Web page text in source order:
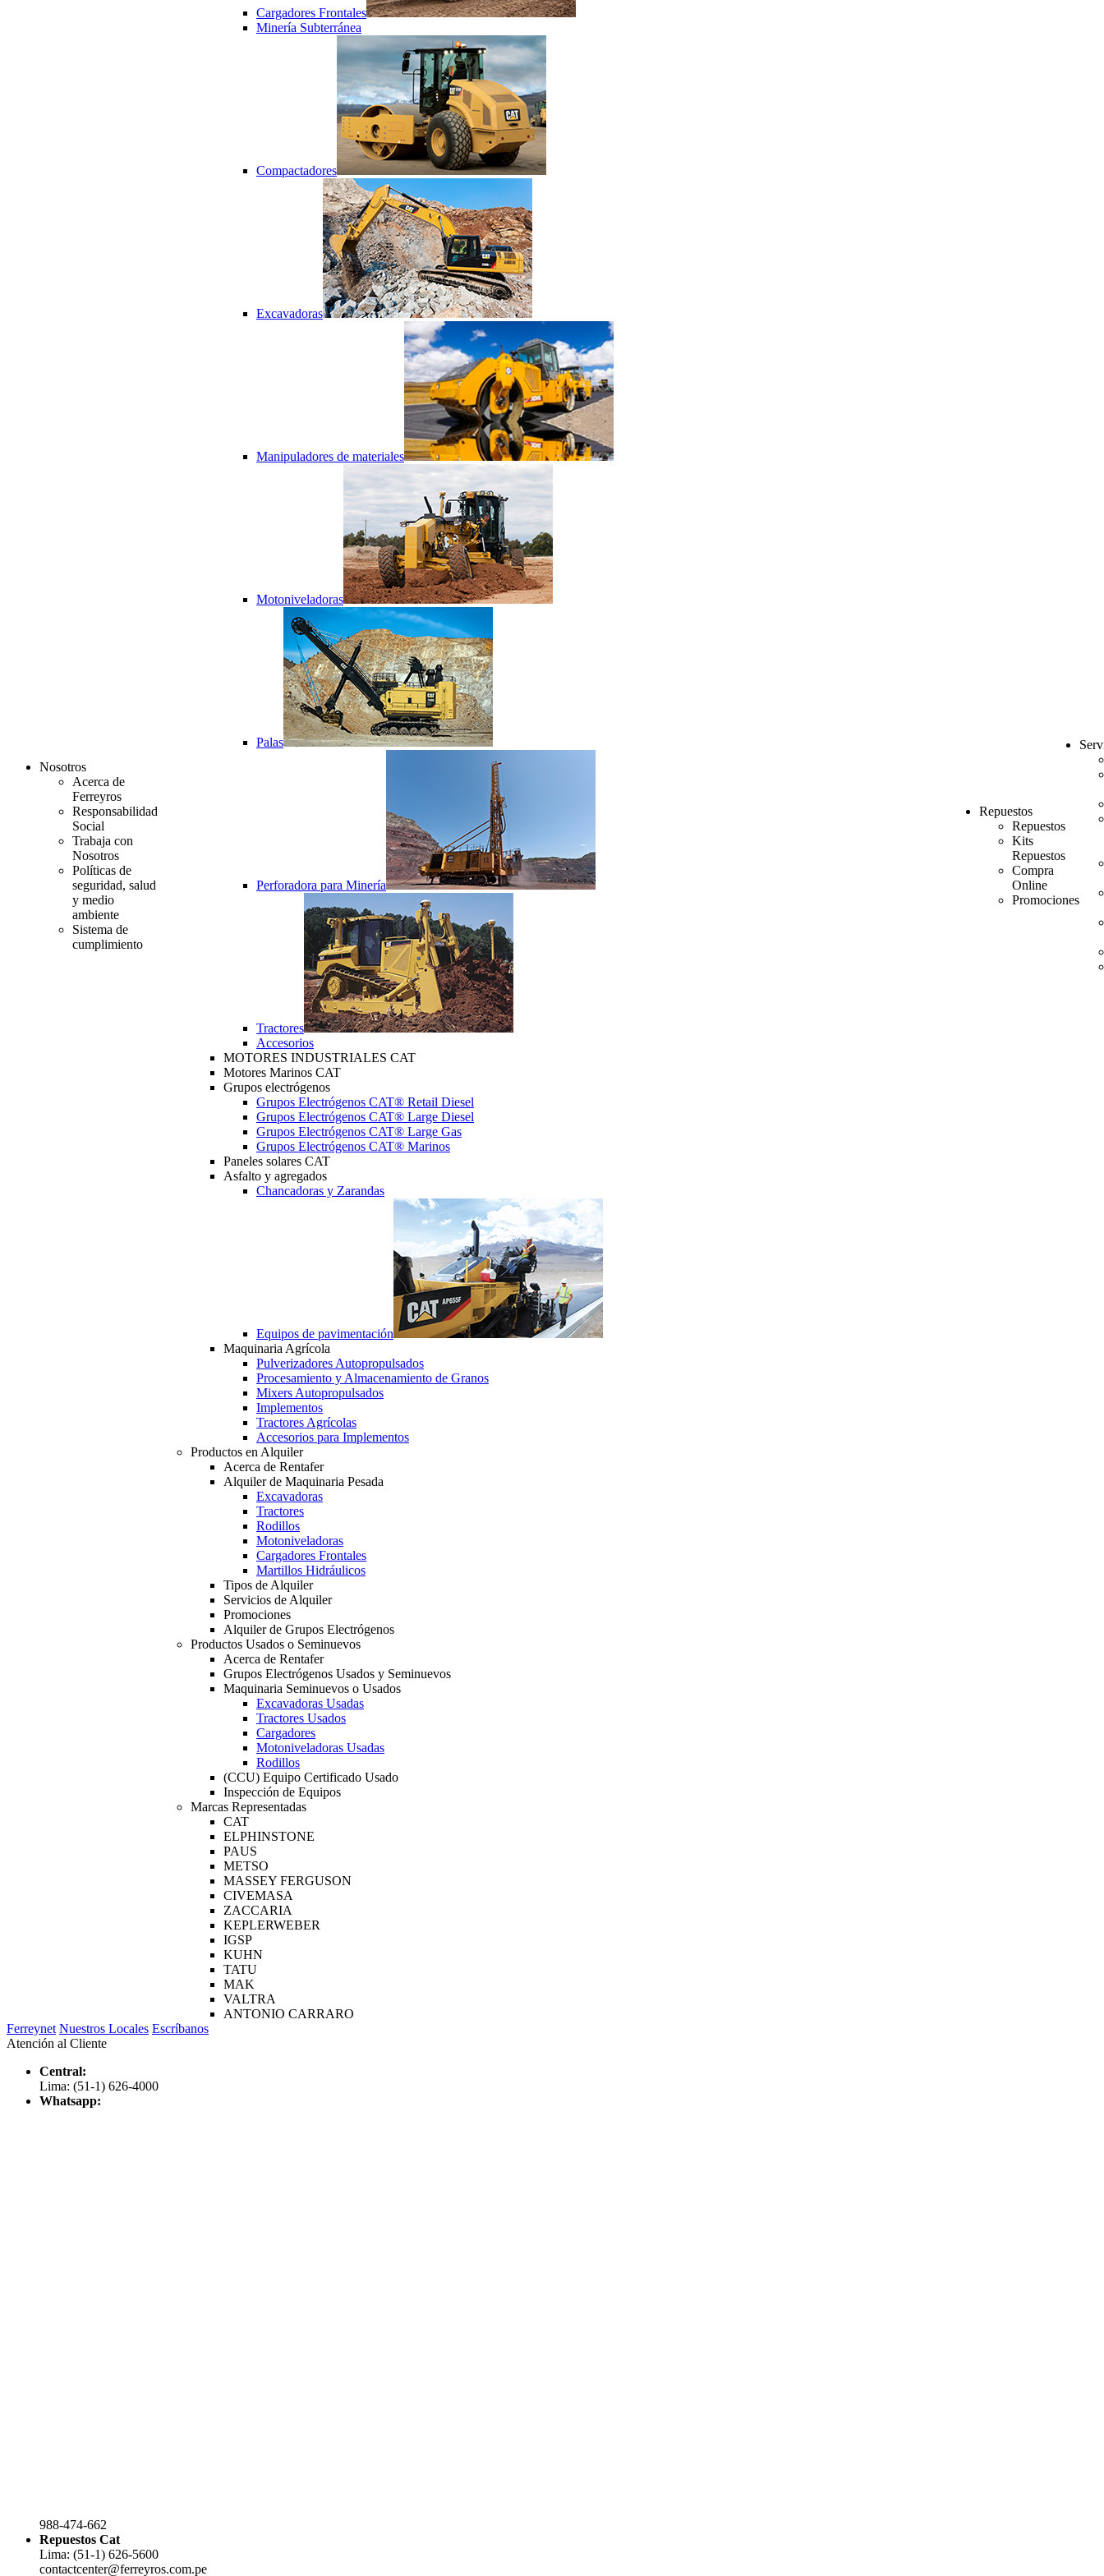
Nosotros
Acerca de
Ferreyros
Responsabilidad
Social
Trabaja con
Nosotros
Políticas de
seguridad, salud
y medio
ambiente
Sistema de
cumplimiento
Cargadores Frontales
Minería Subterránea
Compactadores
Excavadoras
Manipuladores de materiales
Motoniveladoras
Palas
Perforadora para Minería
Tractores
Accesorios
MOTORES INDUSTRIALES CAT
Motores Marinos CAT
Grupos electrógenos
Grupos Electrógenos CAT® Retail Diesel
Grupos Electrógenos CAT® Large Diesel
Grupos Electrógenos CAT® Large Gas
Grupos Electrógenos CAT® Marinos
Paneles solares CAT
Asfalto y agregados
Chancadoras y Zarandas
Equipos de pavimentación
Maquinaria Agrícola
Pulverizadores Autopropulsados
Procesamiento y Almacenamiento de Granos
Mixers Autopropulsados
Implementos
Tractores Agrícolas
Accesorios para Implementos
Productos en Alquiler
Acerca de Rentafer
Alquiler de Maquinaria Pesada
Excavadoras
Tractores
Rodillos
Motoniveladoras
Cargadores Frontales
Martillos Hidráulicos
Tipos de Alquiler
Servicios de Alquiler
Promociones
Alquiler de Grupos Electrógenos
Productos Usados o Seminuevos
Acerca de Rentafer
Grupos Electrógenos Usados y Seminuevos
Maquinaria Seminuevos o Usados
Excavadoras Usadas
Tractores Usados
Cargadores
Motoniveladoras Usadas
Rodillos
(CCU) Equipo Certificado Usado
Inspección de Equipos
Marcas Representadas
CAT
ELPHINSTONE
PAUS
METSO
MASSEY FERGUSON
CIVEMASA
ZACCARIA
KEPLERWEBER
IGSP
KUHN
TATU
MAK
VALTRA
ANTONIO CARRARO
Repuestos
Repuestos
Kits
Repuestos
Compra
Online
Promociones
Ferreynet Nuestros Locales Escríbanos
Atención al Cliente
Central:
Lima: (51-1) 626-4000
Whatsapp:
988-474-662
Repuestos Cat
Lima: (51-1) 626-5600
contactcenter@ferreyros.com.pe